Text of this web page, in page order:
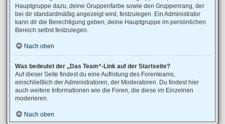
Hauptgruppe dazu, deine Gruppenfarbe sowie den Gruppenrang, der
bei dir standardmäßig angezeigt wird, festzulegen. Ein Administrator
kann dir die Berechtigung geben, deine Hauptgruppe im persönlichen
Bereich selbst festzulegen.
Nach oben
Was bedeutet der „Das Team“-Link auf der Startseite?
Auf dieser Seite findest du eine Auflistung des Forenteams,
einschließlich der Administratoren, der Moderatoren. Du findest hier
auch weitere Informationen wie die Foren, die diese im Einzelnen
moderieren.
Nach oben